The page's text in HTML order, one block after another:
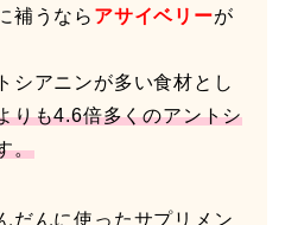
補うなら アサイベリーが
シアニンが多い食材とし
りも4.6倍多くのアントシ
。
だんに使ったサプリメン